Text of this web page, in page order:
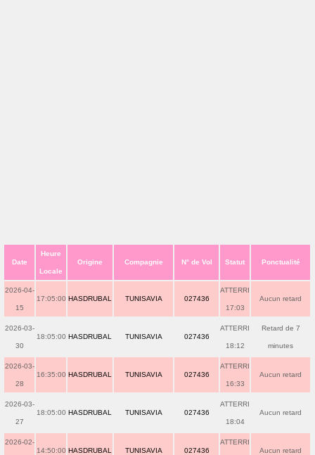
Date
Heure
Locale
Origine Compagnie N° de Vol Statut Ponctualité
2026-04-
15
17:05:00 HASDRUBAL TUNISAVIA 027436
ATTERRI
17:03
Aucun retard
2026-03-
30
18:05:00 HASDRUBAL TUNISAVIA 027436
ATTERRI
18:12
Retard de 7
minutes
2026-03-
28
16:35:00 HASDRUBAL TUNISAVIA 027436
ATTERRI
16:33
Aucun retard
2026-03-
27
18:05:00 HASDRUBAL TUNISAVIA 027436
ATTERRI
18:04
Aucun retard
2026-02-
14:50:00 HASDRUBAL TUNISAVIA 027436
ATTERRI
Aucun retard